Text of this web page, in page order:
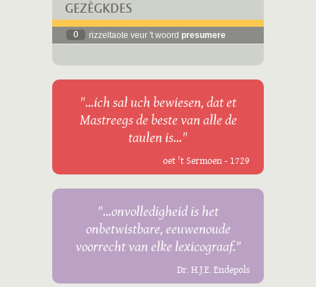
GEZÈGKDES
0 rizzeltaote veur 't woord presumere
"...ich sal uch bewiesen, dat et
Mastreegs de beste van alle de
taulen is..."
oet 't Sermoen - 1729
"...onvolledigheid is het
onbetwistbare, eeuwenoude
voorrecht van elke lexicograaf."
Dr. H.J.E. Endepols